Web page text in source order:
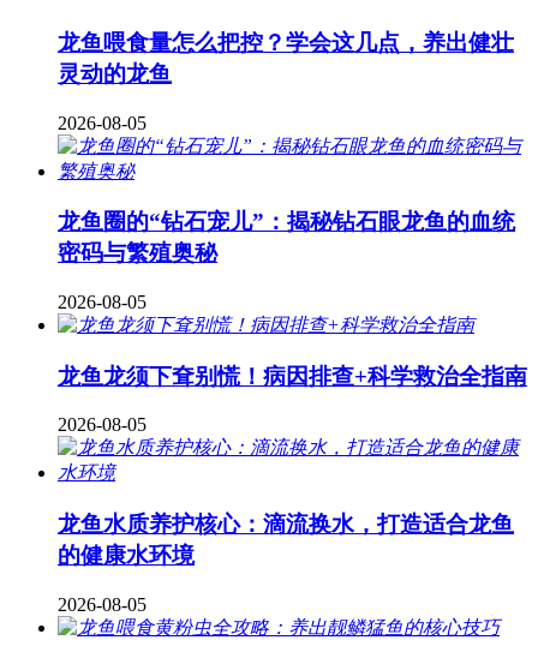
龙鱼喂食量怎么把控？学会这几点，养出健壮
灵动的龙鱼
2026-08-05
龙鱼圈的“钻石宠儿”：揭秘钻石眼龙鱼的血统
密码与繁殖奥秘
2026-08-05
龙鱼龙须下耷别慌！病因排查+科学救治全指南
2026-08-05
龙鱼水质养护核心：滴流换水，打造适合龙鱼
的健康水环境
2026-08-05